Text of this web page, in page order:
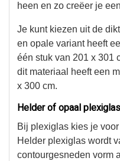
heen en zo creëer je
Je kunt kiezen uit de
en opale variant heeft
één stuk van 201 x 301
dit materiaal heeft een
x 300 cm.
Helder of opaal plexiglas
Bij plexiglas kies je
Helder plexiglas wordt
contourgesneden vorm